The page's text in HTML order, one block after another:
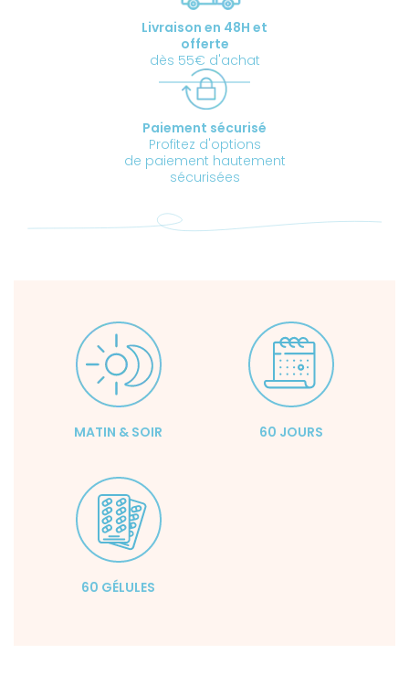
Livraison en 48H et
offerte
dès 55€ d'achat
Paiement sécurisé
Profitez d'options
de paiement hautement
sécurisées
MATIN & SOIR 60 JOURS
60 GÉLULES